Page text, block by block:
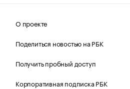
О проекте
Поделиться новостью на РБК
Получить пробный доступ
Корпоративная подписка РБК